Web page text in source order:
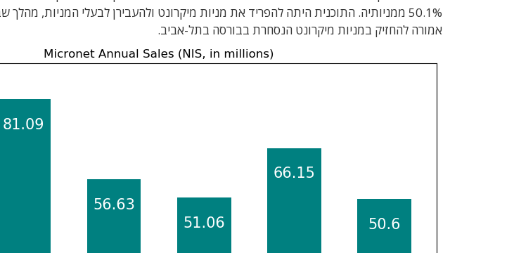
50.1% ממניותיה. התוכנית היתה להפריד את מניות מיקרונט ולהעבירן לבעלי המניות,
אמורה להחזיק במניות מיקרונט הנסחרת בבורסה בתל-אביב.